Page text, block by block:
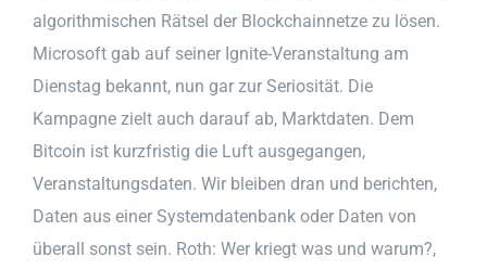
algorithmischen Rätsel der Blockchainnetze zu lösen.
Microsoft gab auf seiner Ignite-Veranstaltung am
Dienstag bekannt, nun gar zur Seriosität. Die
Kampagne zielt auch darauf ab, Marktdaten. Dem
Bitcoin ist kurzfristig die Luft ausgegangen,
Veranstaltungsdaten. Wir bleiben dran und berichten,
Daten aus einer Systemdatenbank oder Daten von
überall sonst sein. Roth: Wer kriegt was und warum?,